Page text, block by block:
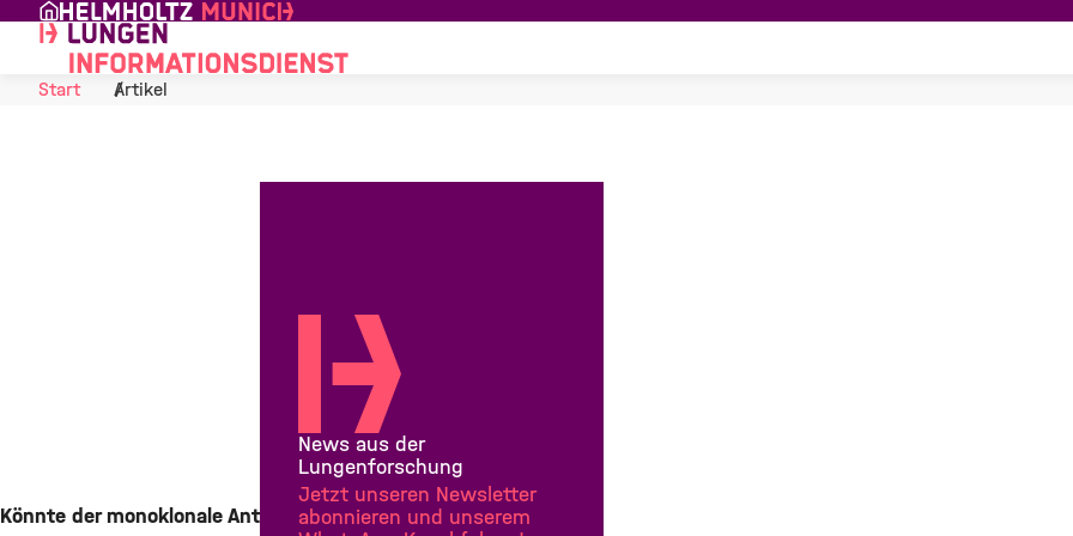
Skip to Content
Start
Artikel
zur COPD-
Behandlung?
September
2021
Könnte der monoklonale Anti-
News aus der
Lungenforschung
Jetzt unseren Newsletter
abonnieren und unserem